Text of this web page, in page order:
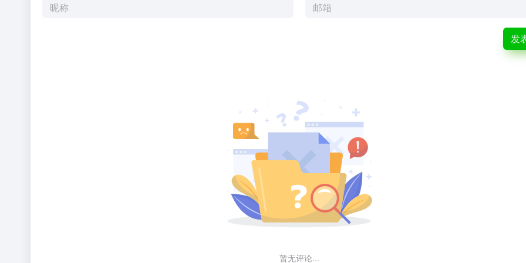
发
暂无评论...